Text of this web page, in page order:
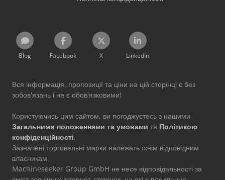
Blog Facebook X LinkedIn
Вся інформація, пропозиції та ціни на цій сторінці є без
зобов'язань і не є обов'язковими!
Користуючись цим сайтом, ви погоджуєтесь з нашими
Загальними положеннями та умовами та Політикою
конфіденційності.
Зазначені торговельні марки належать їхнім відповідним
власникам.
Machineseeker Group GmbH не несе відповідальності за